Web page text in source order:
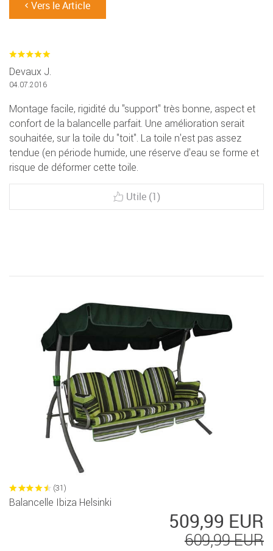
Vers le Article
Devaux J.
04.07.2016
Montage facile, rigidité du ''support'' très bonne, aspect et
confort de la balancelle parfait. Une amélioration serait
souhaitée, sur la toile du ''toit''. La toile n'est pas assez
tendue (en période humide, une réserve d'eau se forme et
risque de déformer cette toile.
Utile (1)
(31)
Balancelle Ibiza Helsinki
509,99 EUR
609,99 EUR